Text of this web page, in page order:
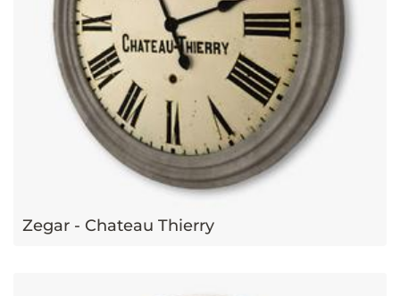
Zegar - Chateau Thierry